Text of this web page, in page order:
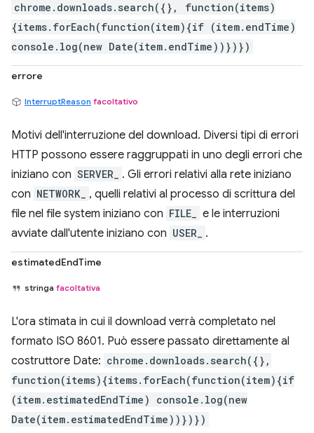
chrome.downloads.search({}, function(items)
{items.forEach(function(item){if (item.endTime)
console.log(new Date(item.endTime))})})
errore
InterruptReason facoltativo
Motivi dell'interruzione del download. Diversi tipi di errori
HTTP possono essere raggruppati in uno degli errori che
iniziano con SERVER_
. Gli errori relativi alla rete iniziano
con NETWORK_
, quelli relativi al processo di scrittura del
file nel file system iniziano con FILE_
e le interruzioni
avviate dall'utente iniziano con USER_ .
estimatedEndTime
stringa facoltativa
L'ora stimata in cui il download verrà completato nel
formato ISO 8601. Può essere passato direttamente al
costruttore Date: chrome.downloads.search({},
function(items){items.forEach(function(item){if
(item.estimatedEndTime) console.log(new
Date(item.estimatedEndTime))})})